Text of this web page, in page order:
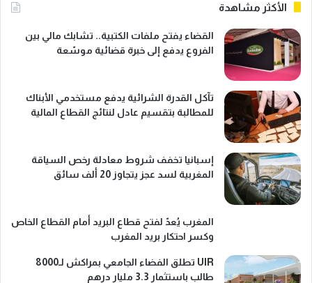
الأكثر مشاهدة
القضاء يفتح ملفات الكتبية.. تشابك مالي بين
الفروع يدفع إلى خبرة قضائية موسّعة
تآكل القدرة الشرائية يدفع مستخدمي الأبناك
للمطالبة بتقسيم عادل لنتائج القطاع المالية
إسبانيا تخفف شروط معادلة رخص السياقة
المغربية لسد عجز يتجاوز 20 ألف سائق
المغرب يُعدّ لفتح قطاع البريد أمام القطاع الخاص
وكسر احتكار بريد المغرب
UIR تطلق الفضاء الجامعي بمراكش لـ8000
طالب باستثمار 3.3 مليار درهم